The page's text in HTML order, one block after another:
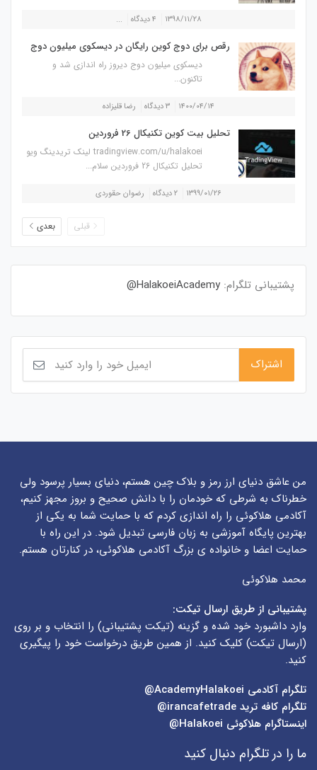
۱۳۹۸/۱۱/۲۸ ۴ دیدگاه ...
رقص برای دوج کوین رایگان در دیسکوی میلیون دوج
دیسکوی میلیون دوج دیروز راه اندازی شد و
تاکنون...
۱۴۰۰/۰۴/۱۴ ۳ دیدگاه رضا قلیزاده
تحلیل بیت کوین تکنیکال 26 فروردین
tradingview.com/u/halakoei لینک تریدینگ ویو
تحلیل تکنیکال 26 فروردین سلام...
۱۳۹۹/۰۱/۲۶ ۲ دیدگاه رضوان حقوردی
قبلی بعدی
پشتیبانی تلگرام: HalakoeiAcademy@
من عاشق دنیای ارز رمز و بلاک چین هستم، دنیای بسیار پرسود ولی
خطرناک به شرطی که خودمان را با دانش صحیح و بروز مجهز کنیم،
آکادمی هلاکوئی را راه اندازی کردم که با حمایت شما به یکی از
بهترین پایگاه آموزشی به زبان فارسی تبدیل شود. در این راه با
حمایت اعضا و خانواده ی بزرگ آکادمی هلاکوئی، در کنارتان هستم.
محمد هلاکوئی
پشتیبانی از طریق ارسال تیکت:
وارد داشبورد خود شده و گزینه (تیکت پشتیبانی) را انتخاب و بر روی
(ارسال تیکت) کلیک کنید. از همین طریق درخواست خود را پیگیری
کنید.
تلگرام آکادمی
تلگرام کافه ترید irancafetrade@
اینستاگرام هلاکوئی Halakoei@
ما را در تلگرام دنبال کنید